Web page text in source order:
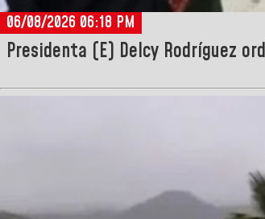
06/08/2026 06:18 PM
Presidenta (E) Delcy Rodríguez